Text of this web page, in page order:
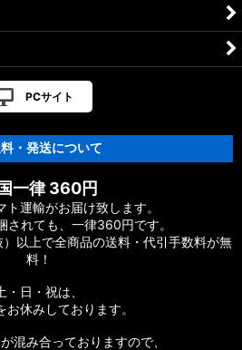
PCサイト
・発送について
一律 360円
ト運輸がお届け致します。
されても、一律360円です。
以上で全商品の送料・代引手数料が無
料！
・日・祝は、
お休みしております。
混み合っておりますので、